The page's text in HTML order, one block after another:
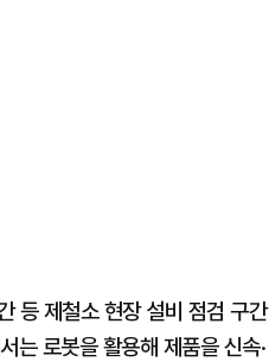
등 제철소 현장 설비 점검 구간
는 로봇을 활용해 제품을 신속·